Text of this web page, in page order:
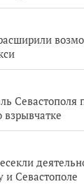
Севастополя
Севастополе